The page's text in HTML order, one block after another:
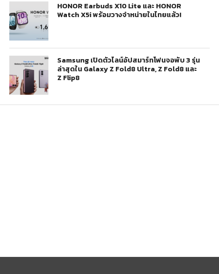
HONOR Earbuds X10 Lite และ HONOR
Watch X5i พร้อมวางจำหน่ายในไทยแล้ว!
Samsung เปิดตัวไลน์อัปสมาร์ทโฟนจอพับ 3 รุ่น
ล่าสุดใน Galaxy Z Fold8 Ultra, Z Fold8 และ
Z Flip8